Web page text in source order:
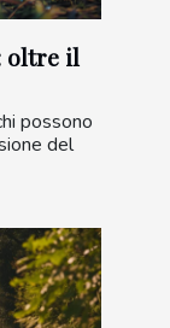
oltre il
possono
del